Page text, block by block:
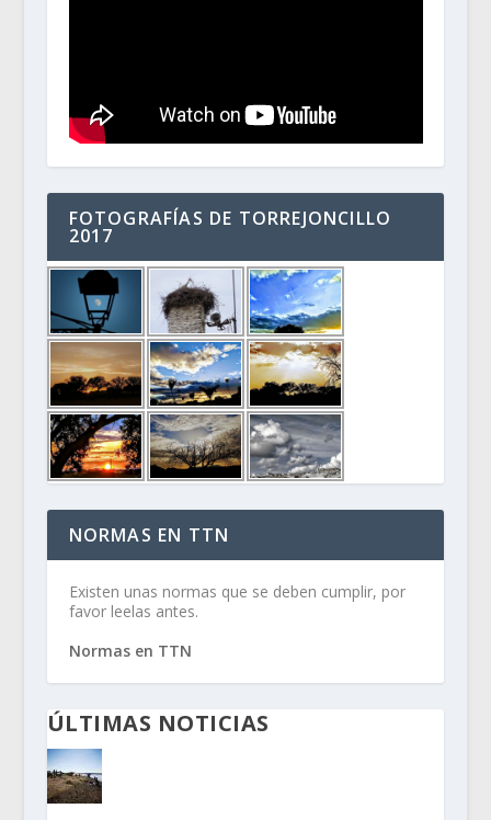
FOTOGRAFÍAS DE TORREJONCILLO
2017
NORMAS EN TTN
Existen unas normas que se deben cumplir, por
favor leelas antes.
Normas en TTN
ÚLTIMAS NOTICIAS